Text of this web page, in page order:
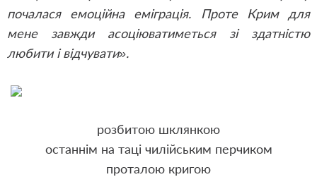
почалася емоційна еміграція. Проте Крим для
мене завжди асоціюватиметься зі здатністю
любити і відчувати».
розбитою шклянкою
останнім на таці чилійським перчиком
проталою кригою